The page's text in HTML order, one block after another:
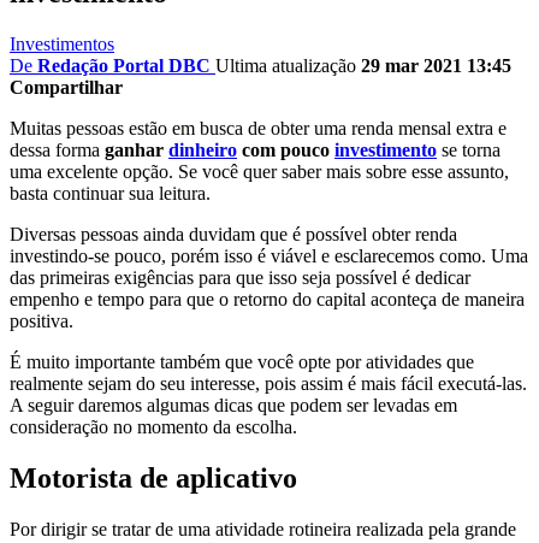
Investimentos
De Redação Portal DBC Ultima atualização 29 mar 2021 13:45
Compartilhar
Muitas pessoas estão em busca de obter uma renda mensal extra e
dessa forma ganhar dinheiro com pouco investimento se torna
uma excelente opção. Se você quer saber mais sobre esse assunto,
basta continuar sua leitura.
Diversas pessoas ainda duvidam que é possível obter renda
investindo-se pouco, porém isso é viável e esclarecemos como. Uma
das primeiras exigências para que isso seja possível é dedicar
empenho e tempo para que o retorno do capital aconteça de maneira
positiva.
É muito importante também que você opte por atividades que
realmente sejam do seu interesse, pois assim é mais fácil executá-las.
A seguir daremos algumas dicas que podem ser levadas em
consideração no momento da escolha.
Motorista de aplicativo
Por dirigir se tratar de uma atividade rotineira realizada pela grande